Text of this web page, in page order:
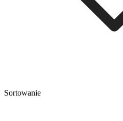
Sortowanie